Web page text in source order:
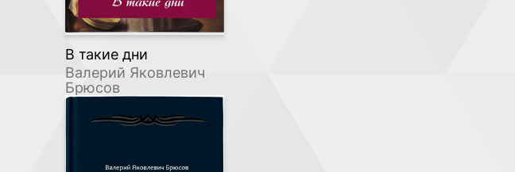
В такие дни
Валерий Яковлевич
Брюсов